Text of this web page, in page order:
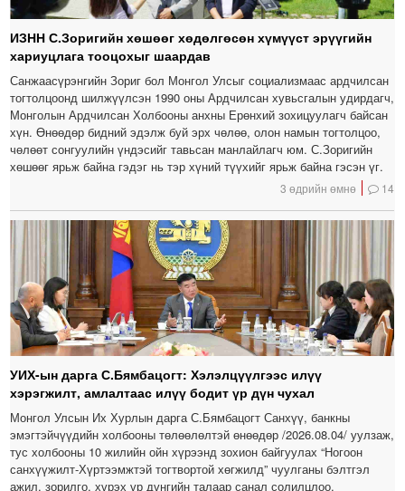
ИЗНН С.Зоригийн хөшөөг хөдөлгөсөн хүмүүст эрүүгийн
хариуцлага тооцохыг шаардав
Санжаасүрэнгийн Зориг бол Монгол Улсыг социализмаас ардчилсан
тогтолцоонд шилжүүлсэн 1990 оны Ардчилсан хувьсгалын удирдагч,
Монголын Ардчилсан Холбооны анхны Ерөнхий зохицуулагч байсан
хүн. Өнөөдөр бидний эдэлж буй эрх чөлөө, олон намын тогтолцоо,
чөлөөт сонгуулийн үндэсийг тавьсан манлайлагч юм. С.Зоригийн
хөшөөг ярьж байна гэдэг нь тэр хүний түүхийг ярьж байна гэсэн үг.
3 өдрийн өмнө 14
УИХ-ын дарга С.Бямбацогт: Хэлэлцүүлгээс илүү
хэрэгжилт, амлалтаас илүү бодит үр дүн чухал
Монгол Улсын Их Хурлын дарга С.Бямбацогт Санхүү, банкны
эмэгтэйчүүдийн холбооны төлөөлөлтэй өнөөдөр /2026.08.04/ уулзаж,
тус холбооны 10 жилийн ойн хүрээнд зохион байгуулах “Ногоон
санхүүжилт-Хүртээмжтэй тогтвортой хөгжилд” чуулганы бэлтгэл
ажил, зорилго, хүрэх үр дүнгийн талаар санал солилцлоо.